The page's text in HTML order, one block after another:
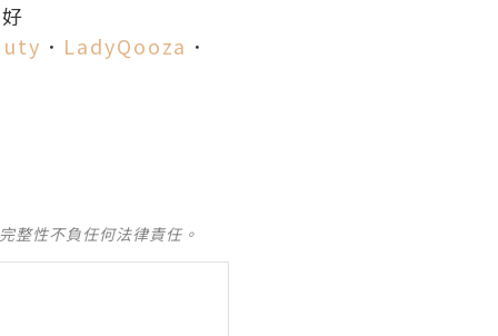
． LadyQooza ．
整性不負任何法律責任。